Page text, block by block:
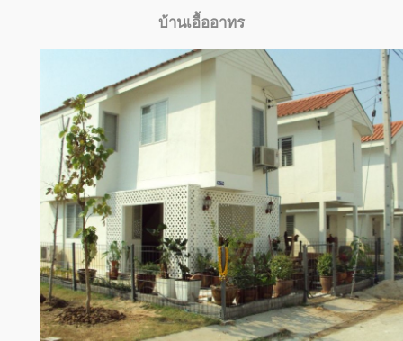
บ้านเอื้ออาทร